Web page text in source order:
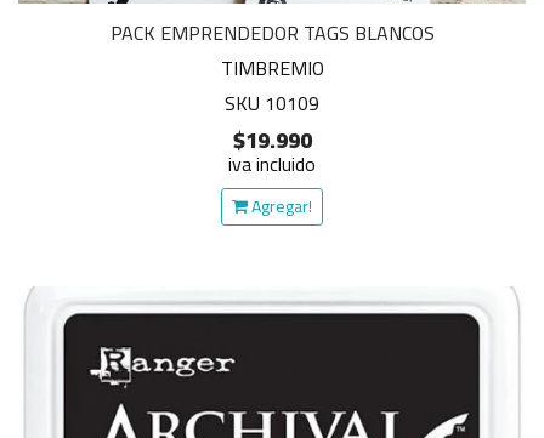
PACK EMPRENDEDOR TAGS BLANCOS
TIMBREMIO
SKU 10109
$19.990
iva incluido
Agregar!